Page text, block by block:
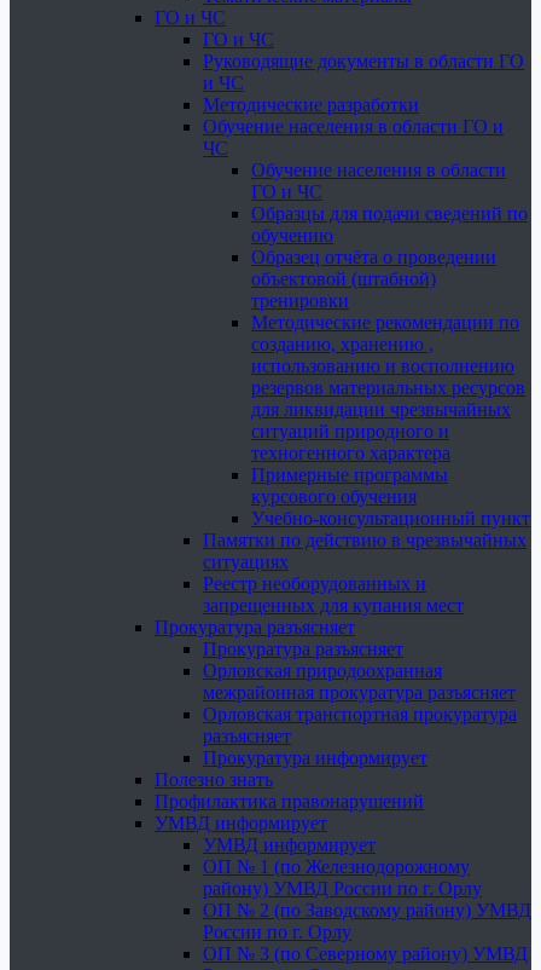
ГО и ЧС
ГО и ЧС
Руководящие документы в области ГО
и ЧС
Методические разработки
Обучение населения в области ГО и
ЧС
Обучение населения в области
ГО и ЧС
Образцы для подачи сведений по
обучению
Образец отчёта о проведении
объектовой (штабной)
тренировки
Методические рекомендации по
созданию, хранению ,
использованию и восполнению
резервов материальных ресурсов
для ликвидации чрезвычайных
ситуаций природного и
техногенного характера
Примерные программы
курсового обучения
Учебно-консультационный пункт
Памятки по действию в чрезвычайных
ситуациях
Реестр необорудованных и
запрещенных для купания мест
Прокуратура разъясняет
Прокуратура разъясняет
Орловская природоохранная
межрайонная прокуратура разъясняет
Орловская транспортная прокуратура
разъясняет
Прокуратура информирует
Полезно знать
Профилактика правонарушений
УМВД информирует
УМВД информирует
ОП № 1 (по Железнодорожному
району) УМВД России по г. Орлу
ОП № 2 (по Заводскому району) УМВД
России по г. Орлу
ОП № 3 (по Северному району) УМВД